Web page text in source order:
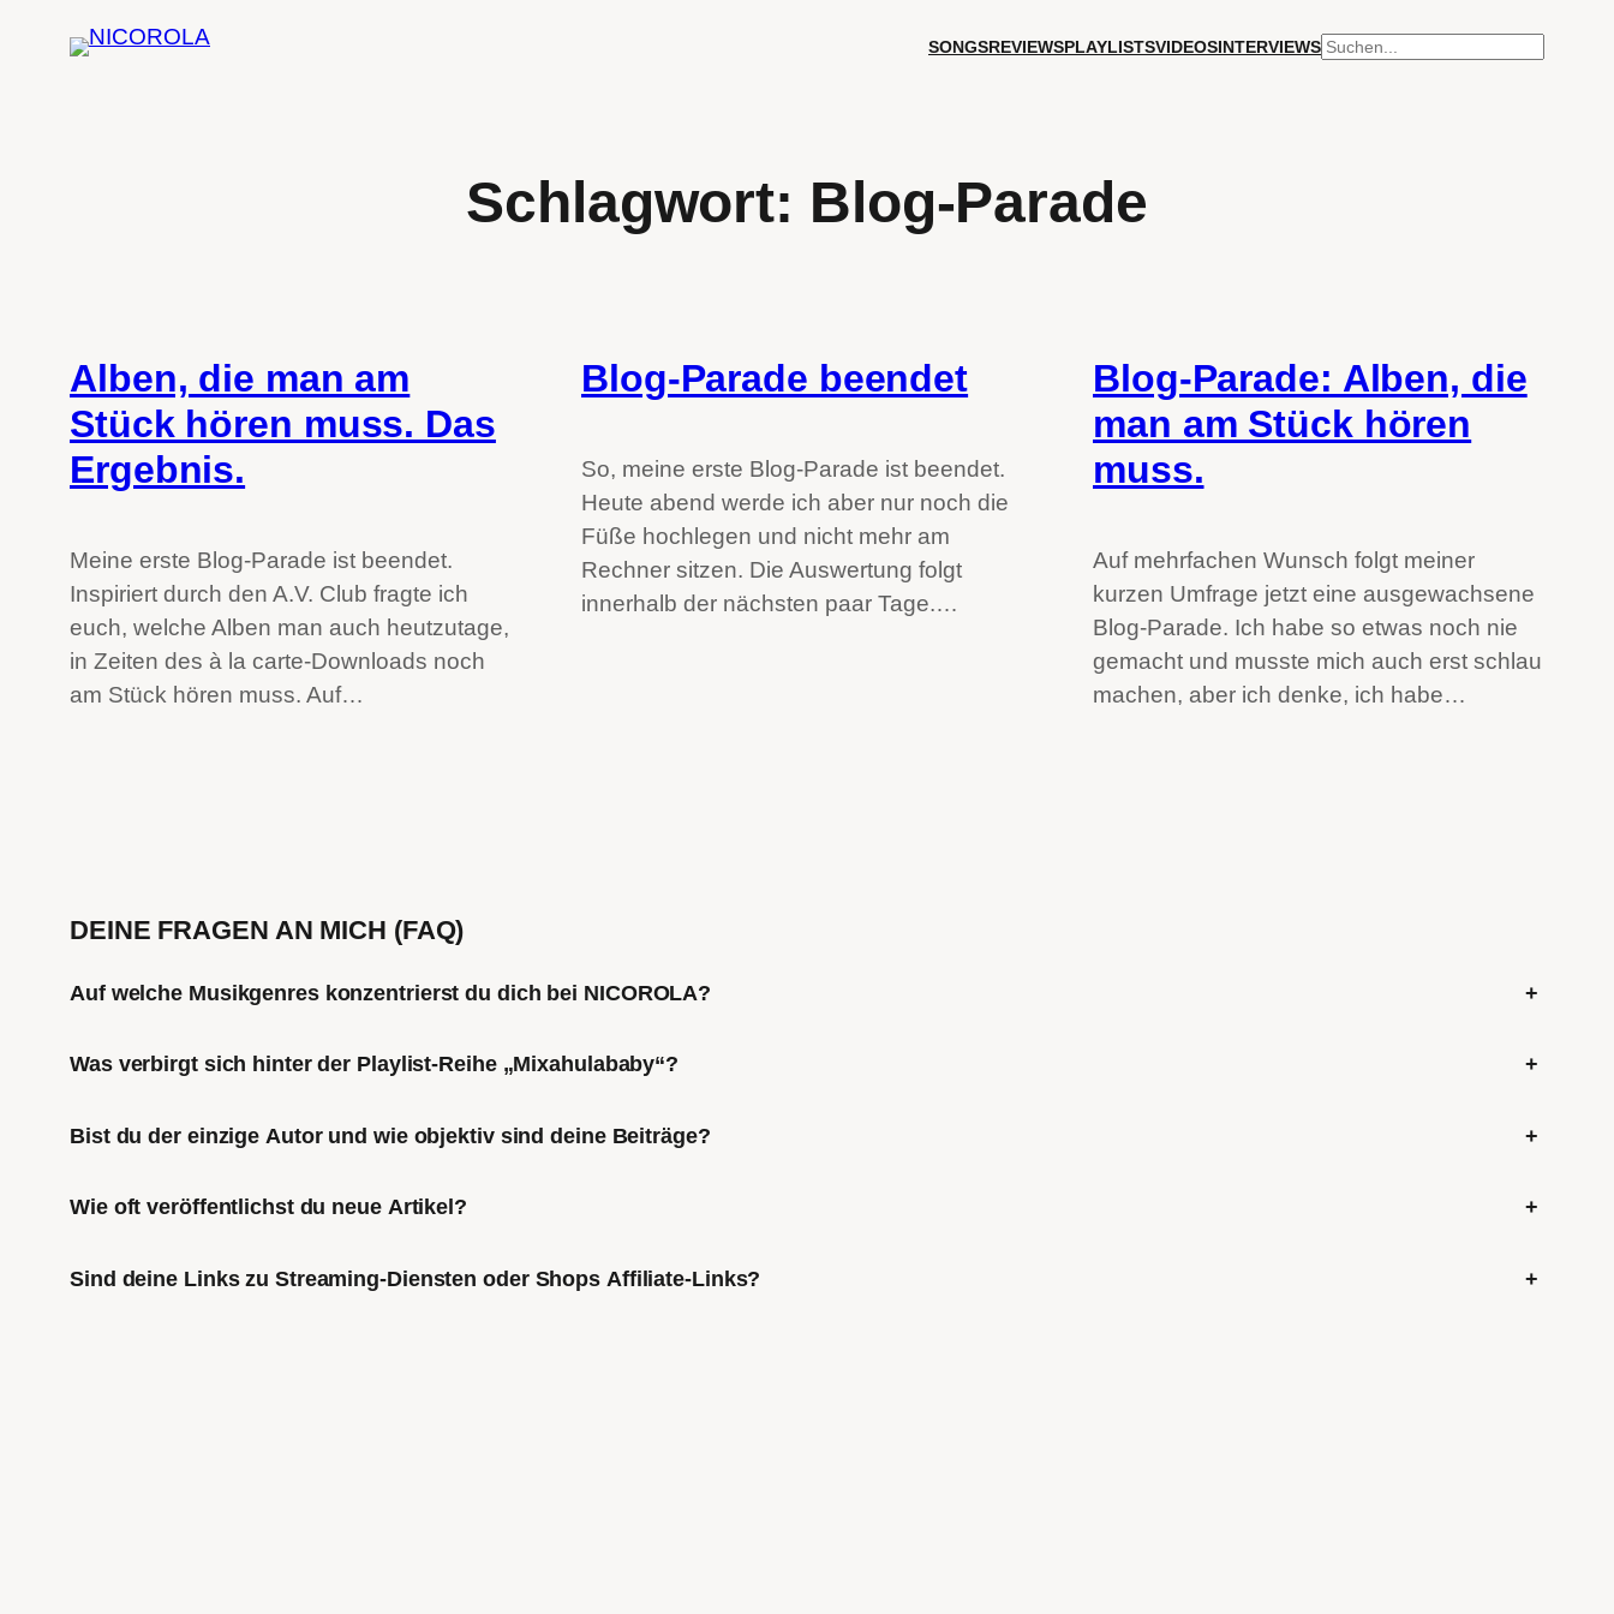
SONGSREVIEWSPLAYLISTSVIDEOSINTERVIEWSSUCHEN
Schlagwort: Blog-Parade
Alben, die man am
Stück hören muss. Das
Ergebnis.
Meine erste Blog-Parade ist beendet.
Inspiriert durch den A.V. Club fragte ich
euch, welche Alben man auch heutzutage,
in Zeiten des à la carte-Downloads noch
am Stück hören muss. Auf…
Blog-Parade beendet
So, meine erste Blog-Parade ist beendet.
Heute abend werde ich aber nur noch die
Füße hochlegen und nicht mehr am
Rechner sitzen. Die Auswertung folgt
innerhalb der nächsten paar Tage.…
Blog-Parade: Alben, die
man am Stück hören
muss.
Auf mehrfachen Wunsch folgt meiner
kurzen Umfrage jetzt eine ausgewachsene
Blog-Parade. Ich habe so etwas noch nie
gemacht und musste mich auch erst schlau
machen, aber ich denke, ich habe…
DEINE FRAGEN AN MICH (FAQ)
Auf welche Musikgenres konzentrierst du dich bei NICOROLA? +
Was verbirgt sich hinter der Playlist-Reihe „Mixahulababy“? +
Bist du der einzige Autor und wie objektiv sind deine Beiträge? +
Wie oft veröffentlichst du neue Artikel? +
Sind deine Links zu Streaming-Diensten oder Shops Affiliate-Links? +